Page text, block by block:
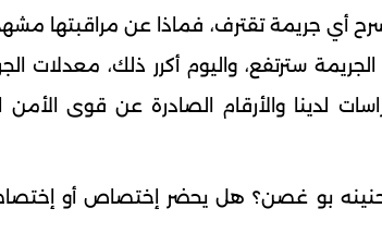
أي جريمة تقترف، فماذا عن مراقبتها
سترتفع، واليوم أكرر ذلك، معدلات
لدينا والأرقام الصادرة عن قوى
حنينه بو غصن؟ هل يحضر إختصاص أو